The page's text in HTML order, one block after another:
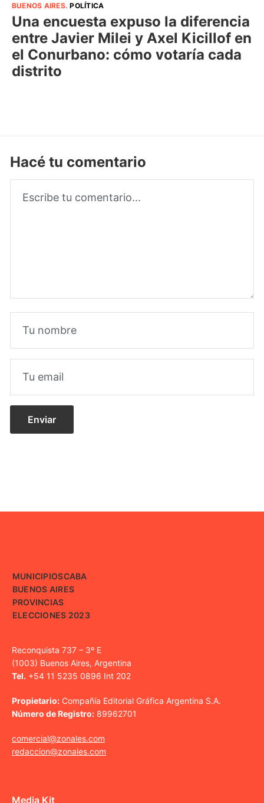
BUENOS AIRES.POLÍTICA
Una encuesta expuso la diferencia
entre Javier Milei y Axel Kicillof en
el Conurbano: cómo votaría cada
distrito
Hacé tu comentario
MUNICIPIOSCABA
BUENOS AIRES
PROVINCIAS
ELECCIONES 2023
Reconquista 737 – 3º E
(1003) Buenos Aires, Argentina
Tel. +54 11 5235 0896 Int 202
Propietario: Compañía Editorial Gráfica Argentina S.A.
Número de Registro: 89962701
comercial@zonales.com
redaccion@zonales.com
Media Kit